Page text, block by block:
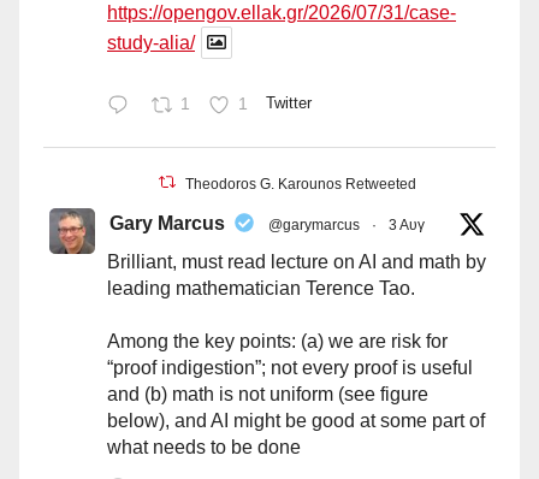
https://opengov.ellak.gr/2026/07/31/case-
study-alia/
1 1 Twitter
Theodoros G. Karounos Retweeted
Gary Marcus @garymarcus · 3 Αυγ
Brilliant, must read lecture on AI and math by
leading mathematician Terence Tao.
Among the key points: (a) we are risk for
“proof indigestion”; not every proof is useful
and (b) math is not uniform (see figure
below), and AI might be good at some part of
what needs to be done